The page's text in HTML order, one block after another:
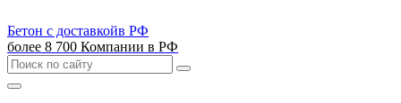
Бетон с доставкойв РФ
более 8 700 Компании в РФ